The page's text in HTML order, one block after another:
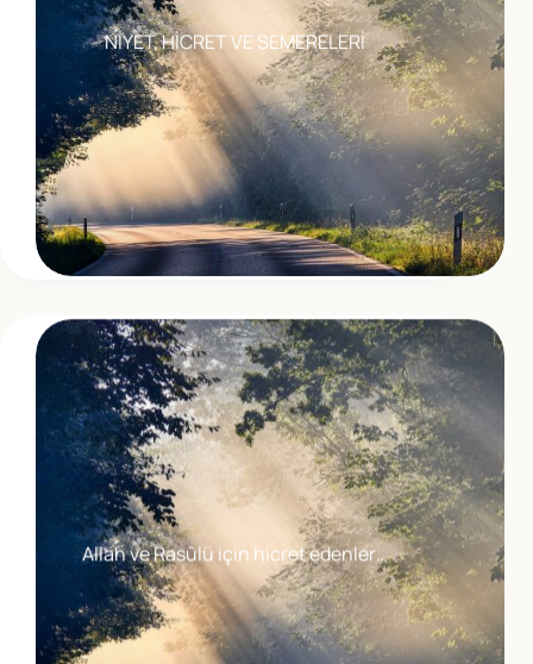
NİYET, HİCRET VE SEMERELERİ
Allah ve Rasûlü için hicret edenler…